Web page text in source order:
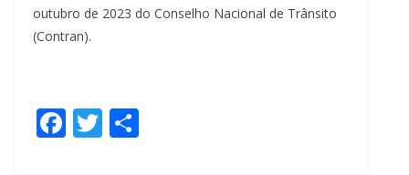
outubro de 2023 do Conselho Nacional de Trânsito
(Contran).
F T